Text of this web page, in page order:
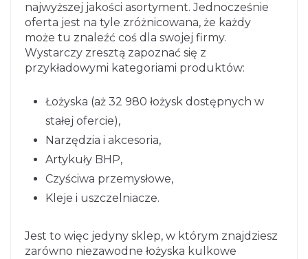
najwyższej jakości asortyment. Jednocześnie
oferta jest na tyle zróżnicowana, że każdy
może tu znaleźć coś dla swojej firmy.
Wystarczy zresztą zapoznać się z
przykładowymi kategoriami produktów:
Łożyska (aż 32 980 łożysk dostępnych w
stałej ofercie),
Narzędzia i akcesoria,
Artykuły BHP,
Czyściwa przemysłowe,
Kleje i uszczelniacze.
Jest to więc jedyny sklep, w którym znajdziesz
zarówno niezawodne łożyska kulkowe